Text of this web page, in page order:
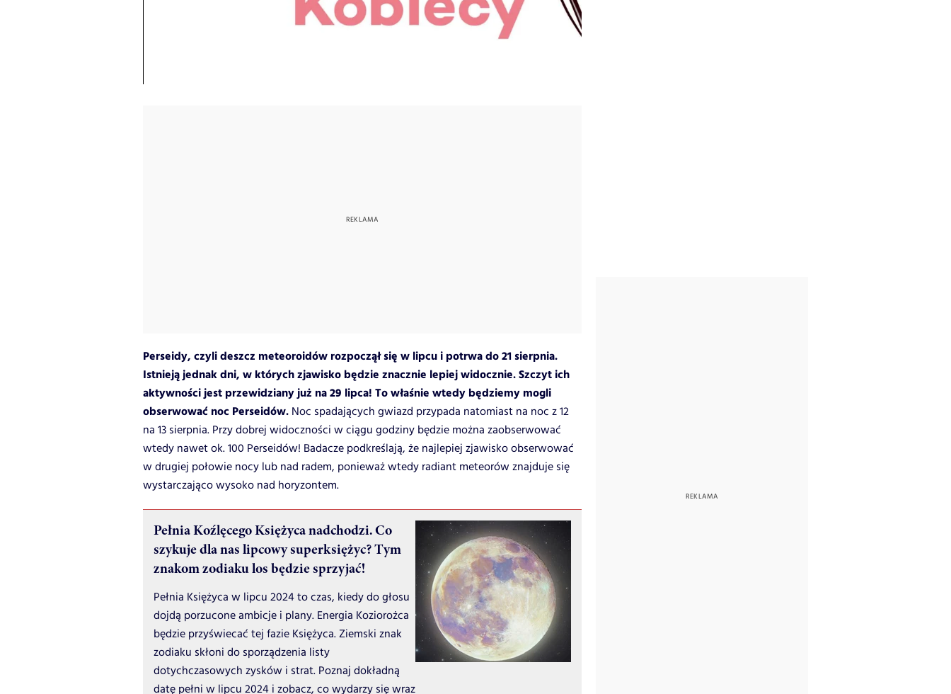
Perseidy, czyli deszcz meteoroidów rozpoczął się w lipcu i potrwa do 21 sierpnia.
Istnieją jednak dni, w których zjawisko będzie znacznie lepiej widocznie. Szczyt ich
aktywności jest przewidziany już na 29 lipca! To właśnie wtedy będziemy mogli
obserwować noc Perseidów. Noc spadających gwiazd przypada natomiast na noc z 12
na 13 sierpnia. Przy dobrej widoczności w ciągu godziny będzie można zaobserwować
wtedy nawet ok. 100 Perseidów! Badacze podkreślają, że najlepiej zjawisko obserwować
w drugiej połowie nocy lub nad radem, ponieważ wtedy radiant meteorów znajduje się
wystarczająco wysoko nad horyzontem.
Pełnia Koźlęcego Księżyca nadchodzi. Co
szykuje dla nas lipcowy superksiężyc? Tym
znakom zodiaku los będzie sprzyjać!
Pełnia Księżyca w lipcu 2024 to czas, kiedy do głosu
dojdą porzucone ambicje i plany. Energia Koziorożca
będzie przyświecać tej fazie Księżyca. Ziemski znak
zodiaku skłoni do sporządzenia listy
dotychczasowych zysków i strat. Poznaj dokładną
datę pełni w lipcu 2024 i zobacz, co wydarzy się wraz